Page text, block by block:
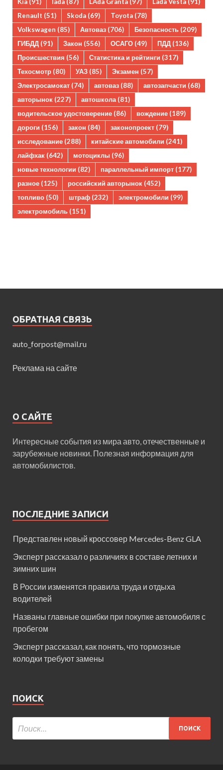
Kia (91) lada (87) LAda Granta (97) Lada Vesta (91)
Renault (51) Skoda (69) Toyota (78)
Volkswagen (85) Автоваз (706) Безопасность (209)
ГИБДД (91) Закон (556) ОСАГО (49) ПДД (136)
Происшествия (56) Статистика и рейтинги (317)
Техосмотр (80) УАЗ (85) Экзамен (57)
Электросамокат (74) автоваз (88) автозапчасти (68)
авторынок (227) автошкола(81)
водительское удостоверение (86) вождение (189)
дороги (156) закон (84) законопроект (79)
исследование (288) китайские автомобили (241)
лайфхак (642) мотоциклы (96)
новые технологии (82) параллельный импорт (177)
разное (125) российский авторынок (452)
топливо (50) штраф (232) электромобили (99)
электромобиль (151)
ОБРАТНАЯ СВЯЗЬ
auto_forpost@mail.ru
Реклама на сайте
О САЙТЕ
Интересные события из мира авто, отечественные и
зарубежные новинки. Полезная информация для
автомобилистов.
ПОСЛЕДНИЕ ЗАПИСИ
Представлен новый кроссовер Mercedes-Benz GLA
Эксперт рассказал о различиях в составе летних и
зимних шин
В России изменятся правила труда и отдыха
водителей
Названы главные ошибки при покупке автомобиля с
пробегом
Эксперт рассказал, как понять, что тормозные
колодки требуют замены
ПОИСК